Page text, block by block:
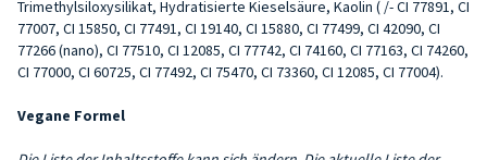
Trimethylsiloxysilikat, Hydratisierte Kieselsäure, Kaolin ( /- CI 77891, CI
77007, CI 15850, CI 77491, CI 19140, CI 15880, CI 77499, CI 42090, CI
77266 (nano), CI 77510, CI 12085, CI 77742, CI 74160, CI 77163, CI 74260,
CI 77000, CI 60725, CI 77492, CI 75470, CI 73360, CI 12085, CI 77004).
Vegane Formel